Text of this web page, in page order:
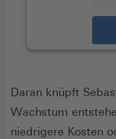
Daran knüpft
Wachstum
niedrigere Kosten